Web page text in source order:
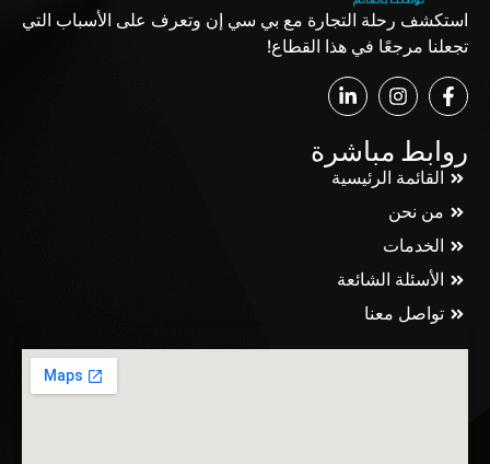
استكشف رحلة التجارة مع بي سي إن وتعرف على الأسباب التي
تجعلنا مرجعًا في هذا القطاع!
روابط مباشرة
القائمة الرئيسية
من نحن
الخدمات
الأسئلة الشائعة
تواصل معنا